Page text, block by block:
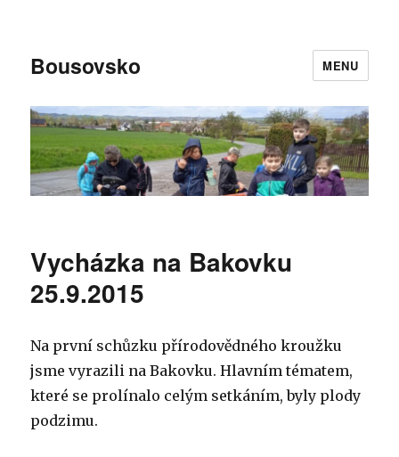
Bousovsko MENU
Vycházka na Bakovku
25.9.2015
Na první schůzku přírodovědného kroužku
jsme vyrazili na Bakovku. Hlavním tématem,
které se prolínalo celým setkáním, byly plody
podzimu.